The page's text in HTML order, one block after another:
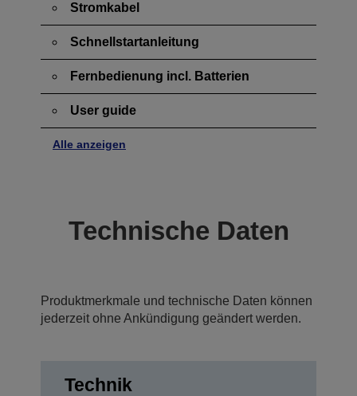
Stromkabel
Schnellstartanleitung
Fernbedienung incl. Batterien
User guide
Alle anzeigen
Technische Daten
Produktmerkmale und technische Daten können
jederzeit ohne Ankündigung geändert werden.
Technik